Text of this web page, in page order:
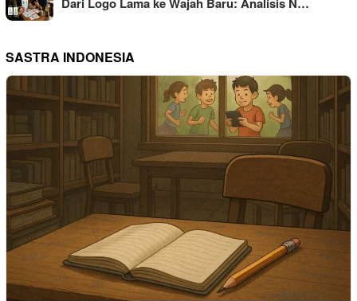
SASTRA INDONESIA